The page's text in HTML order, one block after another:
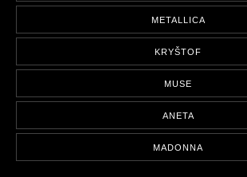
METALLICA
KRYŠTOF
MUSE
ANETA
MADONNA